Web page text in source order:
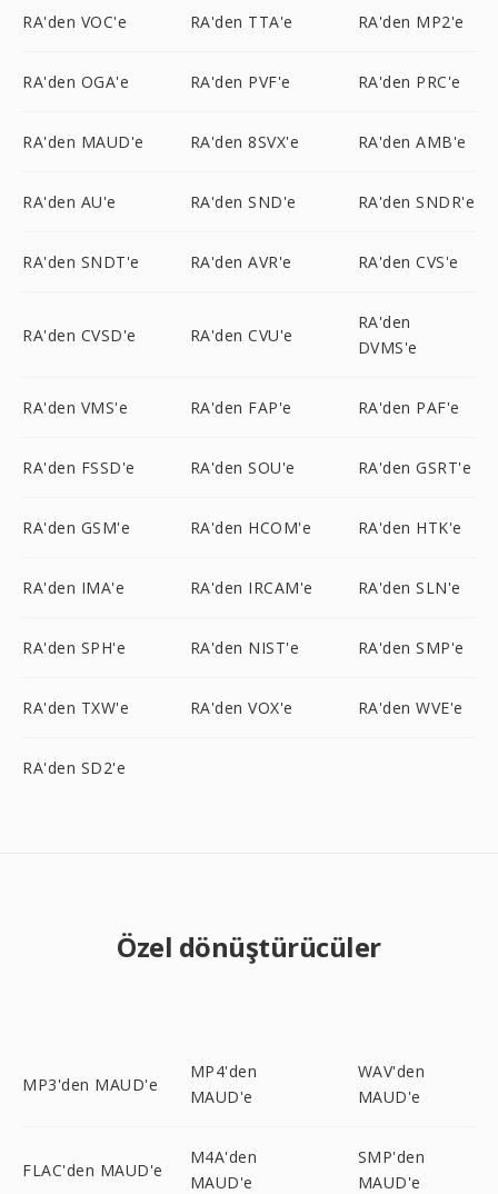
RA'den VOC'e RA'den TTA'e RA'den MP2'e
RA'den OGA'e RA'den PVF'e RA'den PRC'e
RA'den MAUD'e RA'den 8SVX'e RA'den AMB'e
RA'den AU'e RA'den SND'e RA'den SNDR'e
RA'den SNDT'e RA'den AVR'e RA'den CVS'e
RA'den CVSD'e RA'den CVU'e
RA'den
DVMS'e
RA'den VMS'e RA'den FAP'e RA'den PAF'e
RA'den FSSD'e RA'den SOU'e RA'den GSRT'e
RA'den GSM'e RA'den HCOM'e RA'den HTK'e
RA'den IMA'e RA'den IRCAM'e RA'den SLN'e
RA'den SPH'e RA'den NIST'e RA'den SMP'e
RA'den TXW'e RA'den VOX'e RA'den WVE'e
RA'den SD2'e
Özel dönüştürücüler
MP3'den MAUD'e
MP4'den
MAUD'e
WAV'den
MAUD'e
FLAC'den MAUD'e
M4A'den
MAUD'e
SMP'den
MAUD'e